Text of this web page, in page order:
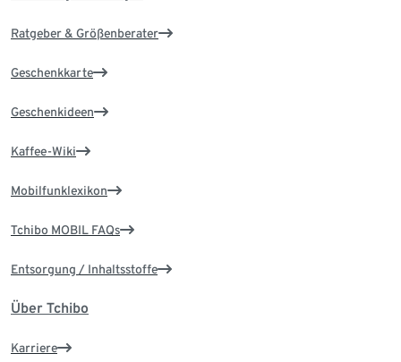
Ratgeber & Größenberater
Geschenkkarte
Geschenkideen
Kaffee-Wiki
Mobilfunklexikon
Tchibo MOBIL FAQs
Entsorgung / Inhaltsstoffe
Über Tchibo
Karriere